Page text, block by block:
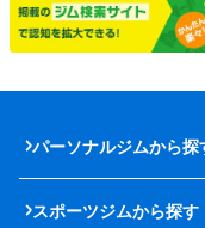
パーソナルジムから探
スポーツジムから探す